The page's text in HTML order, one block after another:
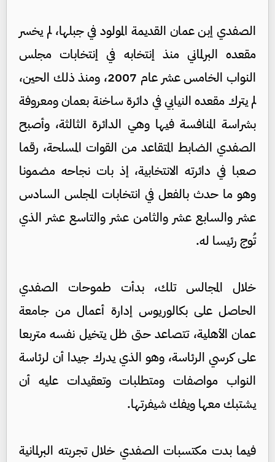
الصفدي إبن عمان القديمة المولود في جبلها، لم يخسر
مقعده البرلماني منذ إنتخابه في إنتخابات مجلس
النواب الخامس عشر عام 2007، ومنذ ذلك الحين،
لم يترك مقعده النيابي في دائرة ساخنة بعمان ومعروفة
بشراسة المنافسة فيها وهي الدائرة الثالثة، وأصبح
الصفدي الضابط المتقاعد من القوات المسلحة، رقما
صعبا في دائرته الانتخابية، إذ بات نجاحه مضمونا
وهو ما حدث بالفعل في انتخابات المجلس السادس
عشر والسابع عشر والثامن عشر والتاسع عشر الذي
تُوج رئيسا له.
خلال المجالس تلك، بدأت طموحات الصفدي
الحاصل على بكالوريوس إدارة أعمال من جامعة
عمان الأهلية، تتصاعد حتى ظل يتخيل نفسه متربعا
على كرسي الرئاسة، وهو الذي يدرك جيدا أن لرئاسة
النواب مواصفات ومتطلبات وتعقيدات عليه أن
يشتبك معها ويفك شيفرتها.
فيما بدت مكتسبات الصفدي خلال تجربته البرلمانية